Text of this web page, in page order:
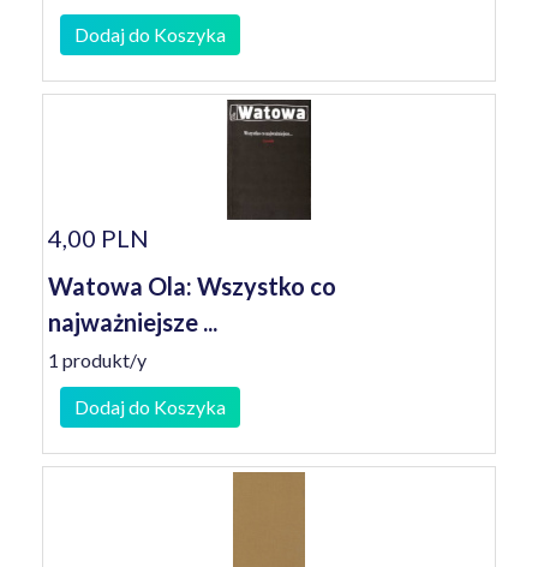
Dodaj do Koszyka
4,00 PLN
Watowa Ola: Wszystko co
najważniejsze ...
1 produkt/y
Dodaj do Koszyka